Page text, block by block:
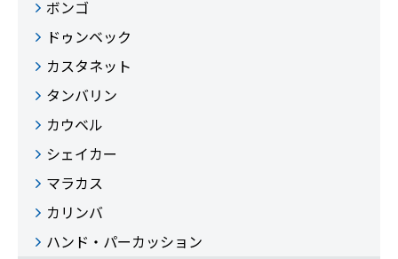
ボンゴ
ドゥンベック
カスタネット
タンバリン
カウベル
シェイカー
マラカス
カリンバ
ハンド・パーカッション